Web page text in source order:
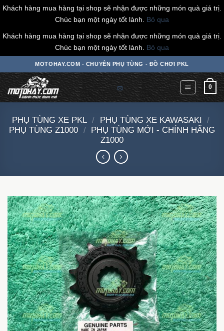
Khách hàng mua hàng tại shop sẽ nhận được những món quà giá trị.
Chúc bạn một ngày tốt lành. Bỏ qua
Khách hàng mua hàng tại shop sẽ nhận được những món quà giá trị.
Chúc bạn một ngày tốt lành. Bỏ qua
đến
dung
MOTOHAY.COM - CHUYÊN PHỤ TÙNG - ĐỒ CHƠI PKL
0
PHỤ TÙNG XE PKL / PHỤ TÙNG XE KAWASAKI /
PHỤ TÙNG Z1000 / PHỤ TÙNG MỚI - CHÍNH HÃNG
Z1000